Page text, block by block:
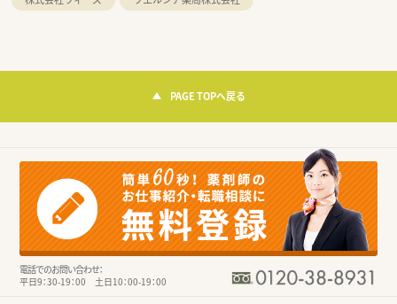
PAGE TOPへ戻る
電話でのお問い合わせ：
平日9：30-19：00 土日10：00-19：00